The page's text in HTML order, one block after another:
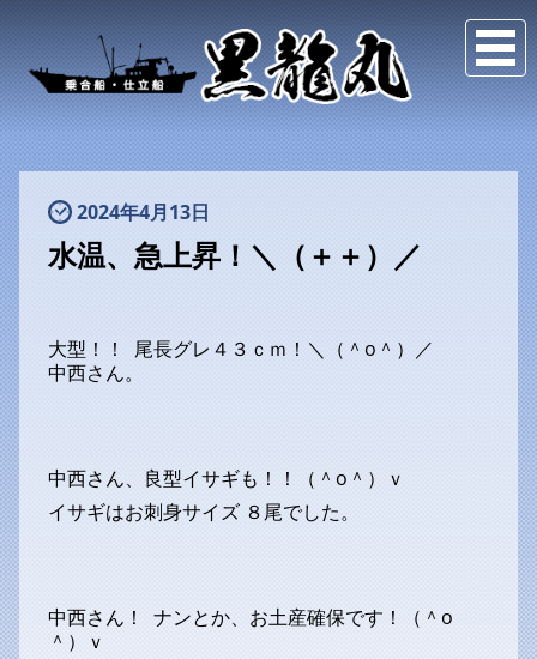
2024年4月13日
水温、急上昇！＼（＋＋）／
大型！！ 尾長グレ４３ｃｍ！＼（＾o＾）／
中西さん。
中西さん、良型イサギも！！（＾o＾）ｖ
イサギはお刺身サイズ ８尾でした。
中西さん！ ナンとか、お土産確保です！（＾o
＾）ｖ